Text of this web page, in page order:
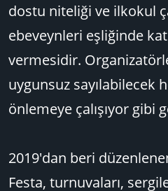
dostu niteliği ve ilkokul
ebeveynleri eşliğinde
vermesidir.
uygunsuz sayılabilecek
önlemeye çalışıyor gibi
2019'dan beri
Festa, turnuvaları,